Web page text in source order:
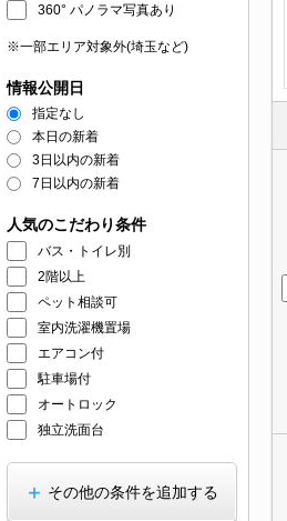
360° パノラマ写真あり
※一部エリア対象外(埼玉など)
情報公開日
指定なし
本日の新着
3日以内の新着
7日以内の新着
人気のこだわり条件
バス・トイレ別
2階以上
ペット相談可
室内洗濯機置場
エアコン付
駐車場付
オートロック
独立洗面台
その他の条件を追加する